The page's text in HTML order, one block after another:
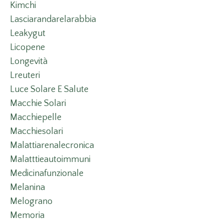
Kimchi
Lasciarandarelarabbia
Leakygut
Licopene
Longevità
Lreuteri
Luce Solare E Salute
Macchie Solari
Macchiepelle
Macchiesolari
Malattiarenalecronica
Malatttieautoimmuni
Medicinafunzionale
Melanina
Melograno
Memoria